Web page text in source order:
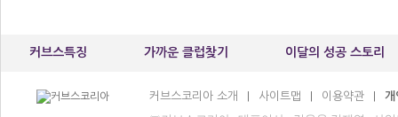
커브스특징 가까운 클럽찾기 이달의 성공 스토리
커브스코리아 소개 사이트맵 이용약관 개